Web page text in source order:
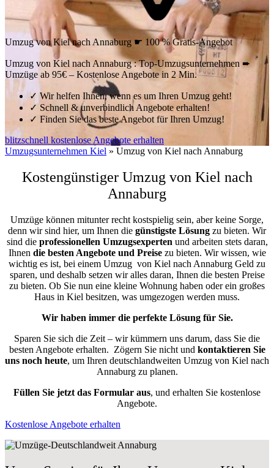
Umzug von Kiel nach Annaburg ☛ 100 % Gratis-Angebot
Umzug von Kiel nach Annaburg : Top-Umzugsunternehmen ➨
Umzüge ab 95€ – Kostenlose Angebote in 2 Min.
✓ Wir helfen Ihnen, wenn es um Ihren Umzug geht!
✓Schnell & unverbindlich Angebote erhalten!
✓ Finden Sie das beste Angebot für Ihren Umzug!
blitzschnell kostenlose Angebote erhalten
Umzugsunternehmen Kiel » Umzug von Kiel nach Annaburg
Kostengünstiger Umzug von Kiel nach
Annaburg
Umzüge können mitunter recht kostspielig sein, aber keine Sorge,
denn wir sind hier, um Ihnen die günstigste Lösung zu bieten. Wir
sind die professionellen Umzugsexperten und arbeiten stets daran,
Ihnen die besten Angebote und Preisezu bieten. Wir wissen, wie
wichtig es ist, bei einem Umzug von Kiel nach Annaburg Geld zu
sparen, und deshalb setzen wir alles daran, Ihnen die besten Preise
zu bieten. Ob Sie nun eine kleine Wohnung haben oder ein großes
Haus in Kiel besitzen, was umgezogen werden muss.
Wir haben immer die perfekte Lösung für Sie.
Sparen Sie sich die Zeit – wir kümmern uns darum, dass Sie die
besten Angebote erhalten. Zögern Sie nicht und kontaktieren Sie
uns noch heute, um Ihren deutschlandweiten Umzug von Kiel nach
Annaburg zu planen.
Füllen Sie jetzt das Formular aus, und erhalten Sie kostenlose
Angebote.
Kostenlose Angebote erhalten